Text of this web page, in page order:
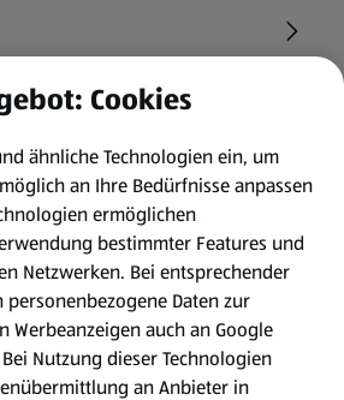
Cookies
ähnliche Technologien ein, um
an Ihre Bedürfnisse anpassen
ermöglichen
bestimmter Features und
Netzwerken. Bei entsprechender
Daten zur
Werbeanzeigen auch an Google
Nutzung dieser Technologien
an Anbieter in